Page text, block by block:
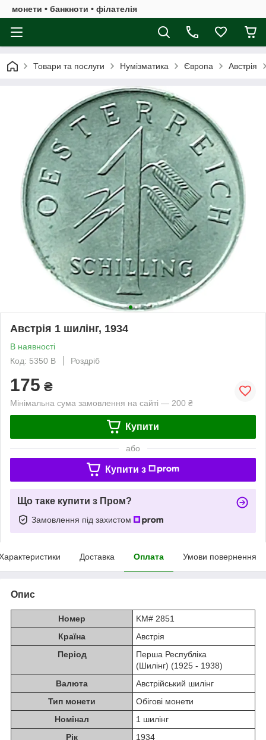
монети • банкноти • філателія
Товари та послуги Нумізматика Європа Австрія
Австрія 1 шилінг, 1934
В наявності
Код: 5350 B
Роздріб
175 ₴
Мінімальна сума замовлення на сайті — 200 ₴
Купити
або
Купити з
Що таке купити з Пром?
Замовлення під захистом
Доставка Оплата Умови повернення
Опис
Номер
KM# 2851
Країна
Австрія
Період
Перша Республіка
(Шилінг) (1925 - 1938)
Валюта
Австрійський шилінг
Тип монети
Обігові монети
Номінал
1 шилінг
Рік
1934